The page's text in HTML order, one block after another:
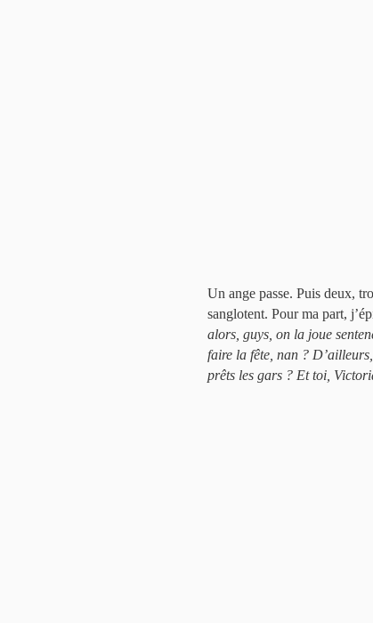
Un ange passe. Puis deux,
sanglotent. Pour ma part,
alors, guys, on la joue
faire la fête, nan ?
prêts les gars ? Et toi,